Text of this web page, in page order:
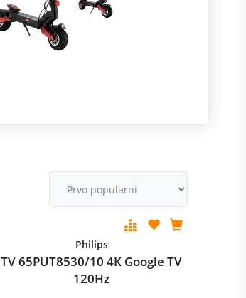
Philips
TV 65PUT8530/10 4K Google TV
120Hz